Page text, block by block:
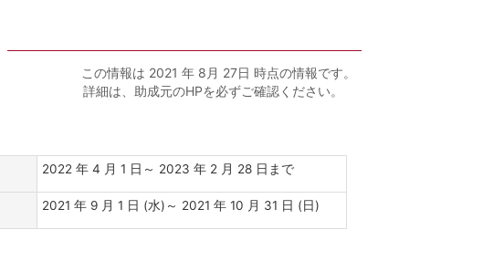
この情報は 2021 年 8月 27日 時点の情報です。
詳細は、助成元のHPを必ずご確認ください。
2022 年 4 月 1 日～ 2023 年 2 月 28 日まで
2021 年 9 月 1 日 (水)～ 2021 年 10 月 31 日 (日)